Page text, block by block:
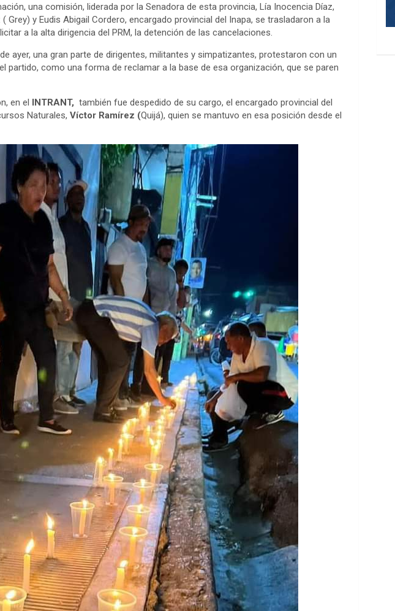
una comisión, liderada por la Senadora de esta provincia, Lía Inocencia Díaz,
Grey) y Eudis Abigail Cordero, encargado provincial del Inapa, se trasladaron a la
a la alta dirigencia del PRM, la detención de las cancelaciones.
ayer, una gran parte de dirigentes, militantes y simpatizantes, protestaron con un
partido, como una forma de reclamar a la base de esa organización, que se paren
en el INTRANT, también fue despedido de su cargo, el encargado provincial del
Naturales, Víctor Ramírez (Quijá), quien se mantuvo en esa posición desde el